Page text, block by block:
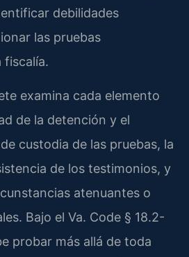
debilidades
las pruebas
fiscalía.
examina cada elemento
de la detención y el
custodia de las pruebas, la
de los testimonios, y
atenuantes o
Bajo el Va. Code § 18.2-
probar más allá de toda